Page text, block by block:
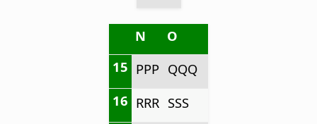
N
O
15 PPP QQQ
16 RRR SSS